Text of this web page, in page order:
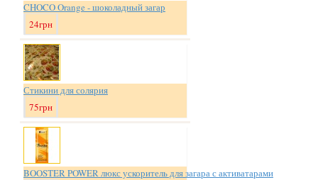
CHOCO Orange - шоколадный загар
24грн
Стикини для солярия
75грн
BOOSTER POWER люкс ускоритель для загара с активатарами